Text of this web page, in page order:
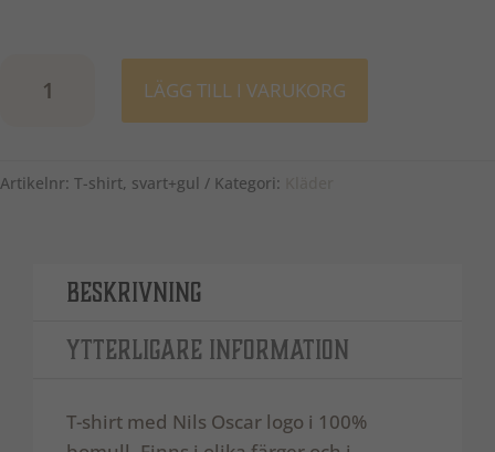
gult
LÄGG TILL I VARUKORG
Artikelnr: T-shirt, svart+gul Kategori:
Beskrivning
Ytterligare information
T-shirt med Nils Oscar logo i 100%